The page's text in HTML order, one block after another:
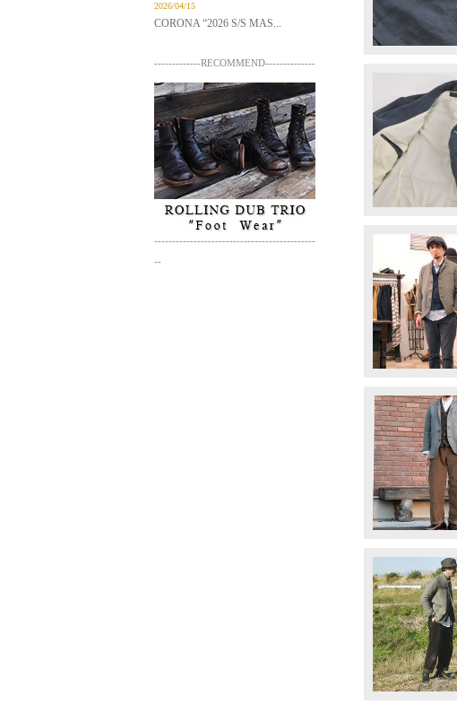
2026/04/15
CORONA “2026 S/S MAS...
-------------RECOMMEND--------------
---------------------------------------------
--